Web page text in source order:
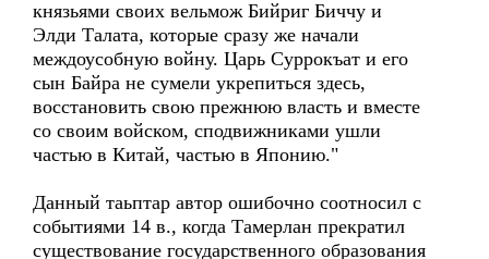
князьями своих вельмож Бийриг Биччу и
Элди Талата, которые сразу же начали
междоусобную войну. Царь Суррокъат и его
сын Байра не сумели укрепиться здесь,
восстановить свою прежнюю власть и вместе
со своим войском, сподвижниками ушли
частью в Китай, частью в Японию."
Данный таьптар автор ошибочно соотносил с
событиями 14 в., когда Тамерлан прекратил
существование государственного образования